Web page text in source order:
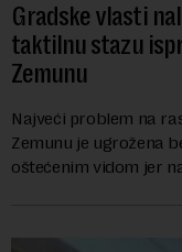
Gradske vlasti
taktilnu stazu
Zemunu
Najveći problem na
Zemunu je ugrožena
oštećenim vidom jer